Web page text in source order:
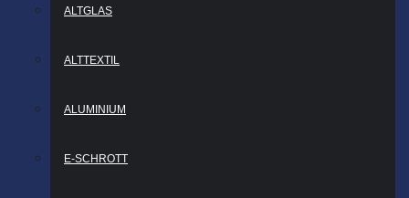
ALTGLAS
ALTTEXTIL
ALUMINIUM
E-SCHROTT